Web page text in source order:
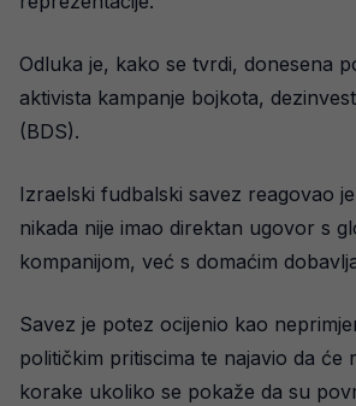
Odluka je, kako se tvrdi, donesena
aktivista kampanje bojkota,
(BDS).
Izraelski fudbalski savez reagovao
nikada nije imao direktan ugovor s
kompanijom, već s domaćim
Savez je potez ocijenio kao
političkim pritiscima te najavio da će
korake ukoliko se pokaže da su